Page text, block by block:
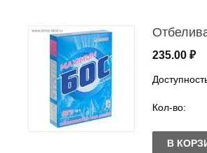
235.00 ₽
Кол-во:
В